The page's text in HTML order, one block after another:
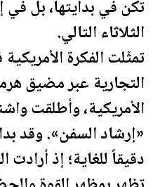
تكن في بدايتها، بل في
الثلاثاء التالي.
تمثّلت الفكرة
التجارية عبر مضيق
الأمريكية، وأطلقت
«إرشاد السفن». وقد
دقيقاً للغاية؛ إذ أرادت